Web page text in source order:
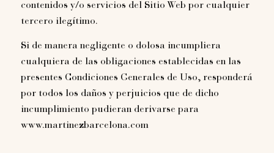
contenidos y/o servicios del Sitio Web por cualquier
tercero ilegítimo.
Si de manera negligente o dolosa incumpliera
cualquiera de las obligaciones establecidas en las
presentes Condiciones Generales de Uso, responderá
por todos los daños y perjuicios que de dicho
incumplimiento pudieran derivarse para
www.martinezbarcelona.com